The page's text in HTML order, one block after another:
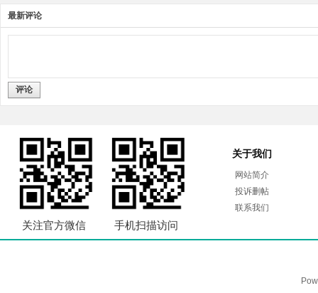
最新评论
评论
关注官方微信 手机扫描访问
关于我们
网站简介
投诉删帖
联系我们